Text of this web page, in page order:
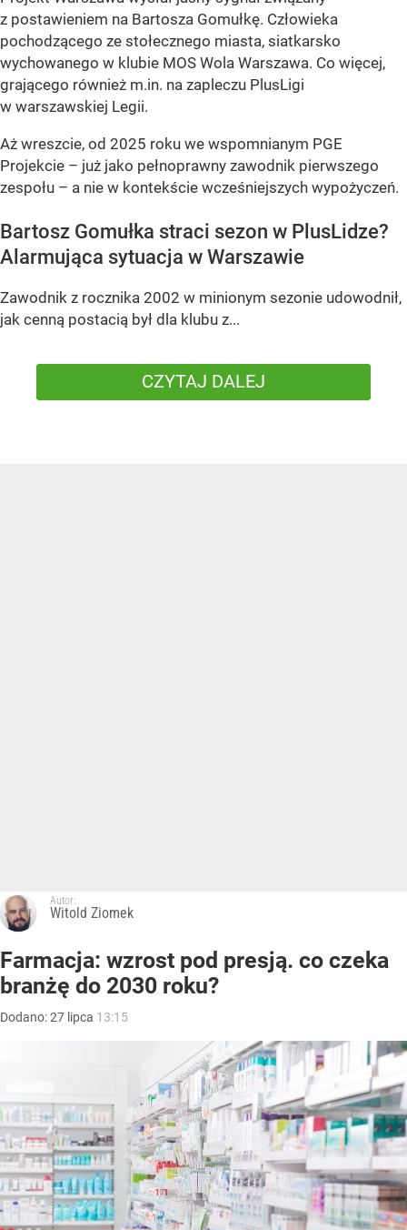
z postawieniem na Bartosza Gomułkę. Człowieka
pochodzącego ze stołecznego miasta, siatkarsko
wychowanego w klubie MOS Wola Warszawa. Co więcej,
grającego również m.in. na zapleczu PlusLigi
w warszawskiej Legii.
Aż wreszcie, od 2025 roku we wspomnianym PGE
Projekcie – już jako pełnoprawny zawodnik pierwszego
zespołu – a nie w kontekście wcześniejszych wypożyczeń.
Bartosz Gomułka straci sezon w PlusLidze?
Alarmująca sytuacja w Warszawie
Zawodnik z rocznika 2002 w minionym sezonie udowodnił,
jak cenną postacią był dla klubu z...
CZYTAJ DALEJ
Autor:
Witold Ziomek
Farmacja: wzrost pod presją. co czeka
branżę do 2030 roku?
Dodano:27 lipca 13:15